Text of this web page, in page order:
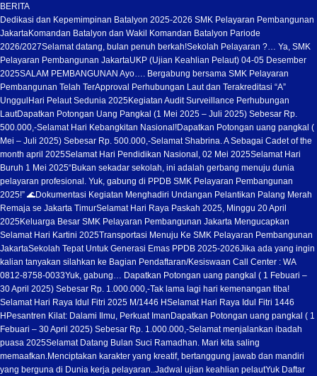
BERITA
Dedikasi dan Kepemimpinan Batalyon 2025-2026 SMK Pelayaran Pembangunan
JakartaKomandan Batalyon dan Wakil Komandan Batalyon Pariode
2026/2027Selamat datang, bulan penuh berkah!Sekolah Pelayaran ?… Ya, SMK
Pelayaran Pembangunan JakartaUKP (Ujian Keahlian Pelaut) 04-05 Desember
2025SALAM PEMBANGUNAN Ayo…. Bergabung bersama SMK Pelayaran
Pembangunan Telah TerApproval Perhubungan Laut dan Terakreditasi “A”
Unggul Hari Pelaut Sedunia 2025Kegiatan Audit Surveillance Perhubungan
LautDapatkan Potongan Uang Pangkal (1 Mei 2025 – Juli 2025) Sebesar Rp.
500.000,-Selamat Hari Kebangkitan Nasional!Dapatkan Potongan uang pangkal (
Mei – Juli 2025) Sebesar Rp. 500.000,-Selamat Shabrina. A Sebagai Cadet of the
month april 2025Selamat Hari Pendidikan Nasional, 02 Mei 2025Selamat Hari
Buruh 1 Mei 2025“Bukan sekadar sekolah, ini adalah gerbang menuju dunia
pelayaran profesional. Yuk, gabung di PPDB SMK Pelayaran Pembangunan
2025!” 🌊Dokumentasi Kegiatan Menghadiri Undangan Pelantikan Palang Merah
Remaja se Jakarta TimurSelamat Hari Raya Paskah 2025, Minggu 20 April
2025Keluarga Besar SMK Pelayaran Pembangunan Jakarta Mengucapkan
Selamat Hari Kartini 2025Transportasi Menuju Ke SMK Pelayaran Pembangunan
JakartaSekolah Tepat Untuk Generasi Emas PPDB 2025-2026Jika ada yang ingin
kalian tanyakan silahkan ke Bagian Pendaftaran/Kesiswaan Call Center : WA
0812-8758-0033Yuk, gabung… Dapatkan Potongan uang pangkal ( 1 Febuari –
30 April 2025) Sebesar Rp. 1.000.000,-Tak lama lagi hari kemenangan tiba!
Selamat Hari Raya Idul Fitri 2025 M/1446 HSelamat Hari Raya Idul Fitri 1446
H Pesantren Kilat: Dalami Ilmu, Perkuat Iman Dapatkan Potongan uang pangkal ( 1
Febuari – 30 April 2025) Sebesar Rp. 1.000.000,-Selamat menjalankan ibadah
puasa 2025Selamat Datang Bulan Suci Ramadhan. Mari kita saling
memaafkan.Menciptakan karakter yang kreatif, bertanggung jawab dan mandiri
yang berguna di Dunia kerja pelayaran..Jadwal ujian keahlian pelautYuk Daftar